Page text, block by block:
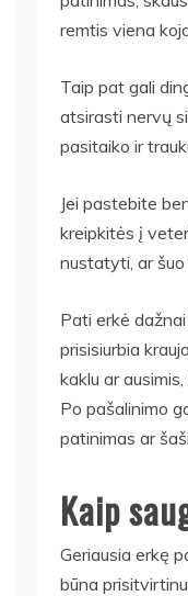
remtis viena
Taip pat gali
atsirasti nervų
pasitaiko ir
Jei pastebite
kreipkitės į
nustatyti, ar šuo
Pati erkė
prisisiurbia
kaklu ar
Po pašalinimo
patinimas ar
Kaip
Geriausia erkę
būna